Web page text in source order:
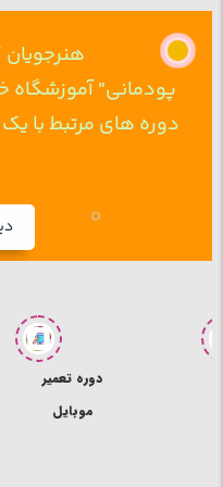
پودمانی" آموزشگاه
دوره های مرتبط با
دوره تعمیر
موبایل